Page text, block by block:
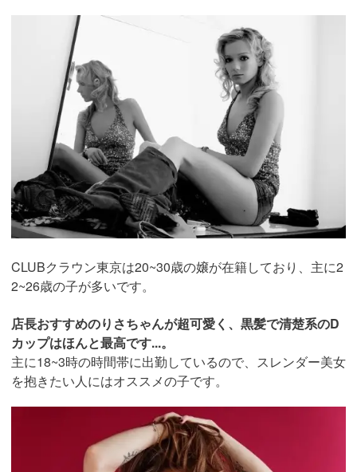
CLUBクラウン東京は20~30歳の嬢が在籍しており、主に2
2~26歳の子が多いです。
店長おすすめのりさちゃんが超可愛く、黒髪で清楚系のD
カップはほんと最高です...。
主に18~3時の時間帯に出勤しているので、スレンダー美女
を抱きたい人にはオススメの子です。